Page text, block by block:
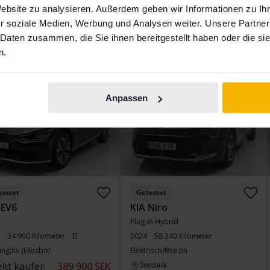
zu analysieren. Außerdem geben wir Informationen zu
soziale Medien, Werbung und Analysen weiter. Unsere
zusammen, die Sie ihnen bereitgestellt haben oder die
Anpassen
2 197 SEK/Monat Mit Finanzierung 1 393 SEK/Monat
Direkt kaufen 217 800 SEK
34 900 Kilometer
El
(Ellesbo)
kaufen 389 900 SEK
8 Gebote
Getestet
KIA Niro
Plug-in Hybrid
2024
58 240 Kilometer
Elektrisch/Benzin
Svedala